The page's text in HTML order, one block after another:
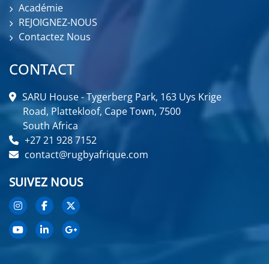
Académie
REJOIGNEZ-NOUS
Contactez Nous
CONTACT
SARU House - Tygerberg Park, 163 Uys Krige
Road, Plattekloof, Cape Town, 7500
South Africa
+27 21 928 7152
contact@rugbyafrique.com
SUIVEZ NOUS